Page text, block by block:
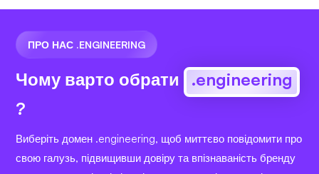
ПРО НАС .ENGINEERING
Чому варто обрати
.engineering
?
Виберіть домен .engineering, щоб миттєво повідомити про
свою галузь, підвищивши довіру та впізнаваність бренду